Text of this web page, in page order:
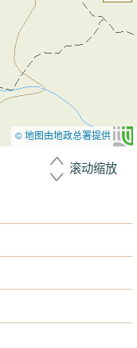
© 地图由地政总署提供
滚动缩放